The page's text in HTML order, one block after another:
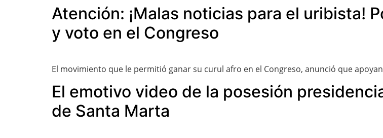
Atención: ¡Malas noticias para el uribista!
y voto en el Congreso
El movimiento que le permitió ganar su curul afro en el Congreso, anunció que
El emotivo video de la posesión
de Santa Marta